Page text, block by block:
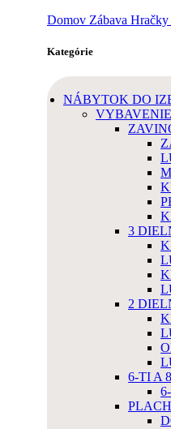
Domov Zábava Hračky
Kategórie
NÁBYTOK DO
3
2
6-TI A